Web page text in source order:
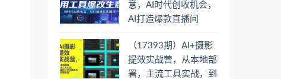
意，AI时代创收机会，
AI打造爆款直播间
（17393期）AI+摄影
提效实战营，从本地部
署，主流工具实战，到